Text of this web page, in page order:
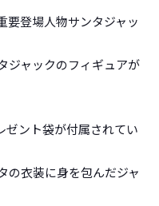
要登場人物サンタジャッ
ジャックのフィギュアが
ゼント袋が付属されてい
の衣装に身を包んだジャ